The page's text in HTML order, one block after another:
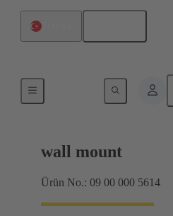
wall mount
Ürün No.: 09 00 000 5614